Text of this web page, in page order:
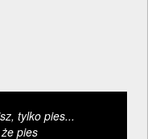
tylko pies...
pies